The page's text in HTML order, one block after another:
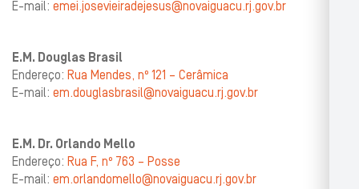
E-mail: emei.josevieiradejesus@novaiguacu.rj.gov.br
E.M. Douglas Brasil
Endereço: Rua Mendes, nº 121 – Cerâmica
E-mail: em.douglasbrasil@novaiguacu.rj.gov.br
E.M. Dr. Orlando Mello
Endereço: Rua F, nº 763 – Posse
E-mail: em.orlandomello@novaiguacu.rj.gov.br